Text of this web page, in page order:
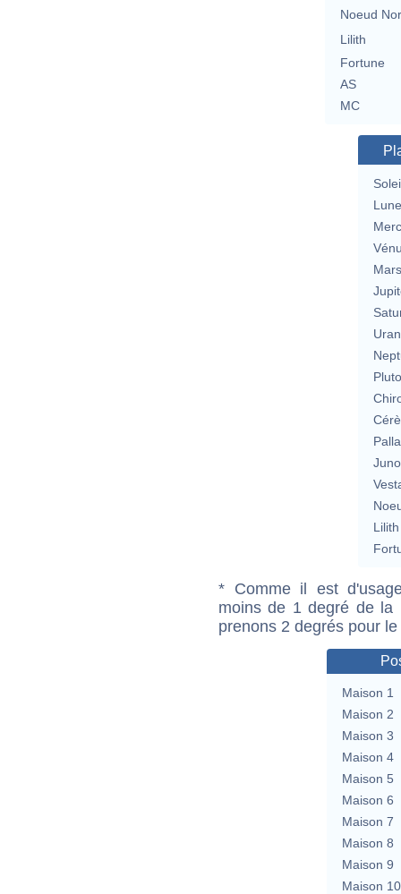
Noeud
Lilith
Fortune
AS
MC
Lune
Mars
Lilith
* Comme il est
moins de 1 degré de la
prenons 2 degrés pour
Maison 1
Maison 2
Maison 3
Maison 4
Maison 5
Maison 6
Maison 7
Maison 8
Maison 9
Maison 10